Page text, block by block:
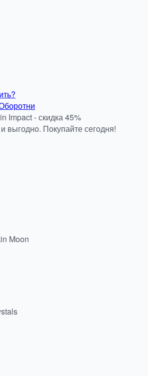
Impact - скидка 45%
выгодно. Покупайте сегодня!
Moon